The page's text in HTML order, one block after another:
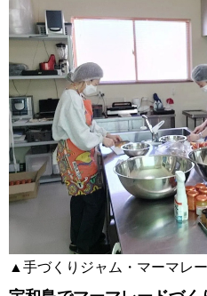
▲手づくりジャム・マーマレ